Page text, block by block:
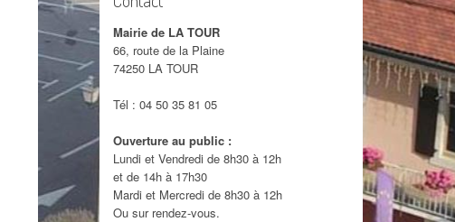
CIMETIÈRE
ORDURES MÉNAGÈRES
N° UTILES
HÔPITAL DUFRESNES-
Mairie de LA TOUR
66, route de la Plaine
74250 LA TOUR
Tél : 04 50 35 81 05
Ouverture au public :
Lundi et Vendredi de 8h30 à 12h
et de 14h à 17h30
Mardi et Mercredi de 8h30 à 12h
Ou sur rendez-vous.